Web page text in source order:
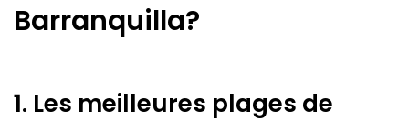
Barranquilla?
1. Les meilleures plages de